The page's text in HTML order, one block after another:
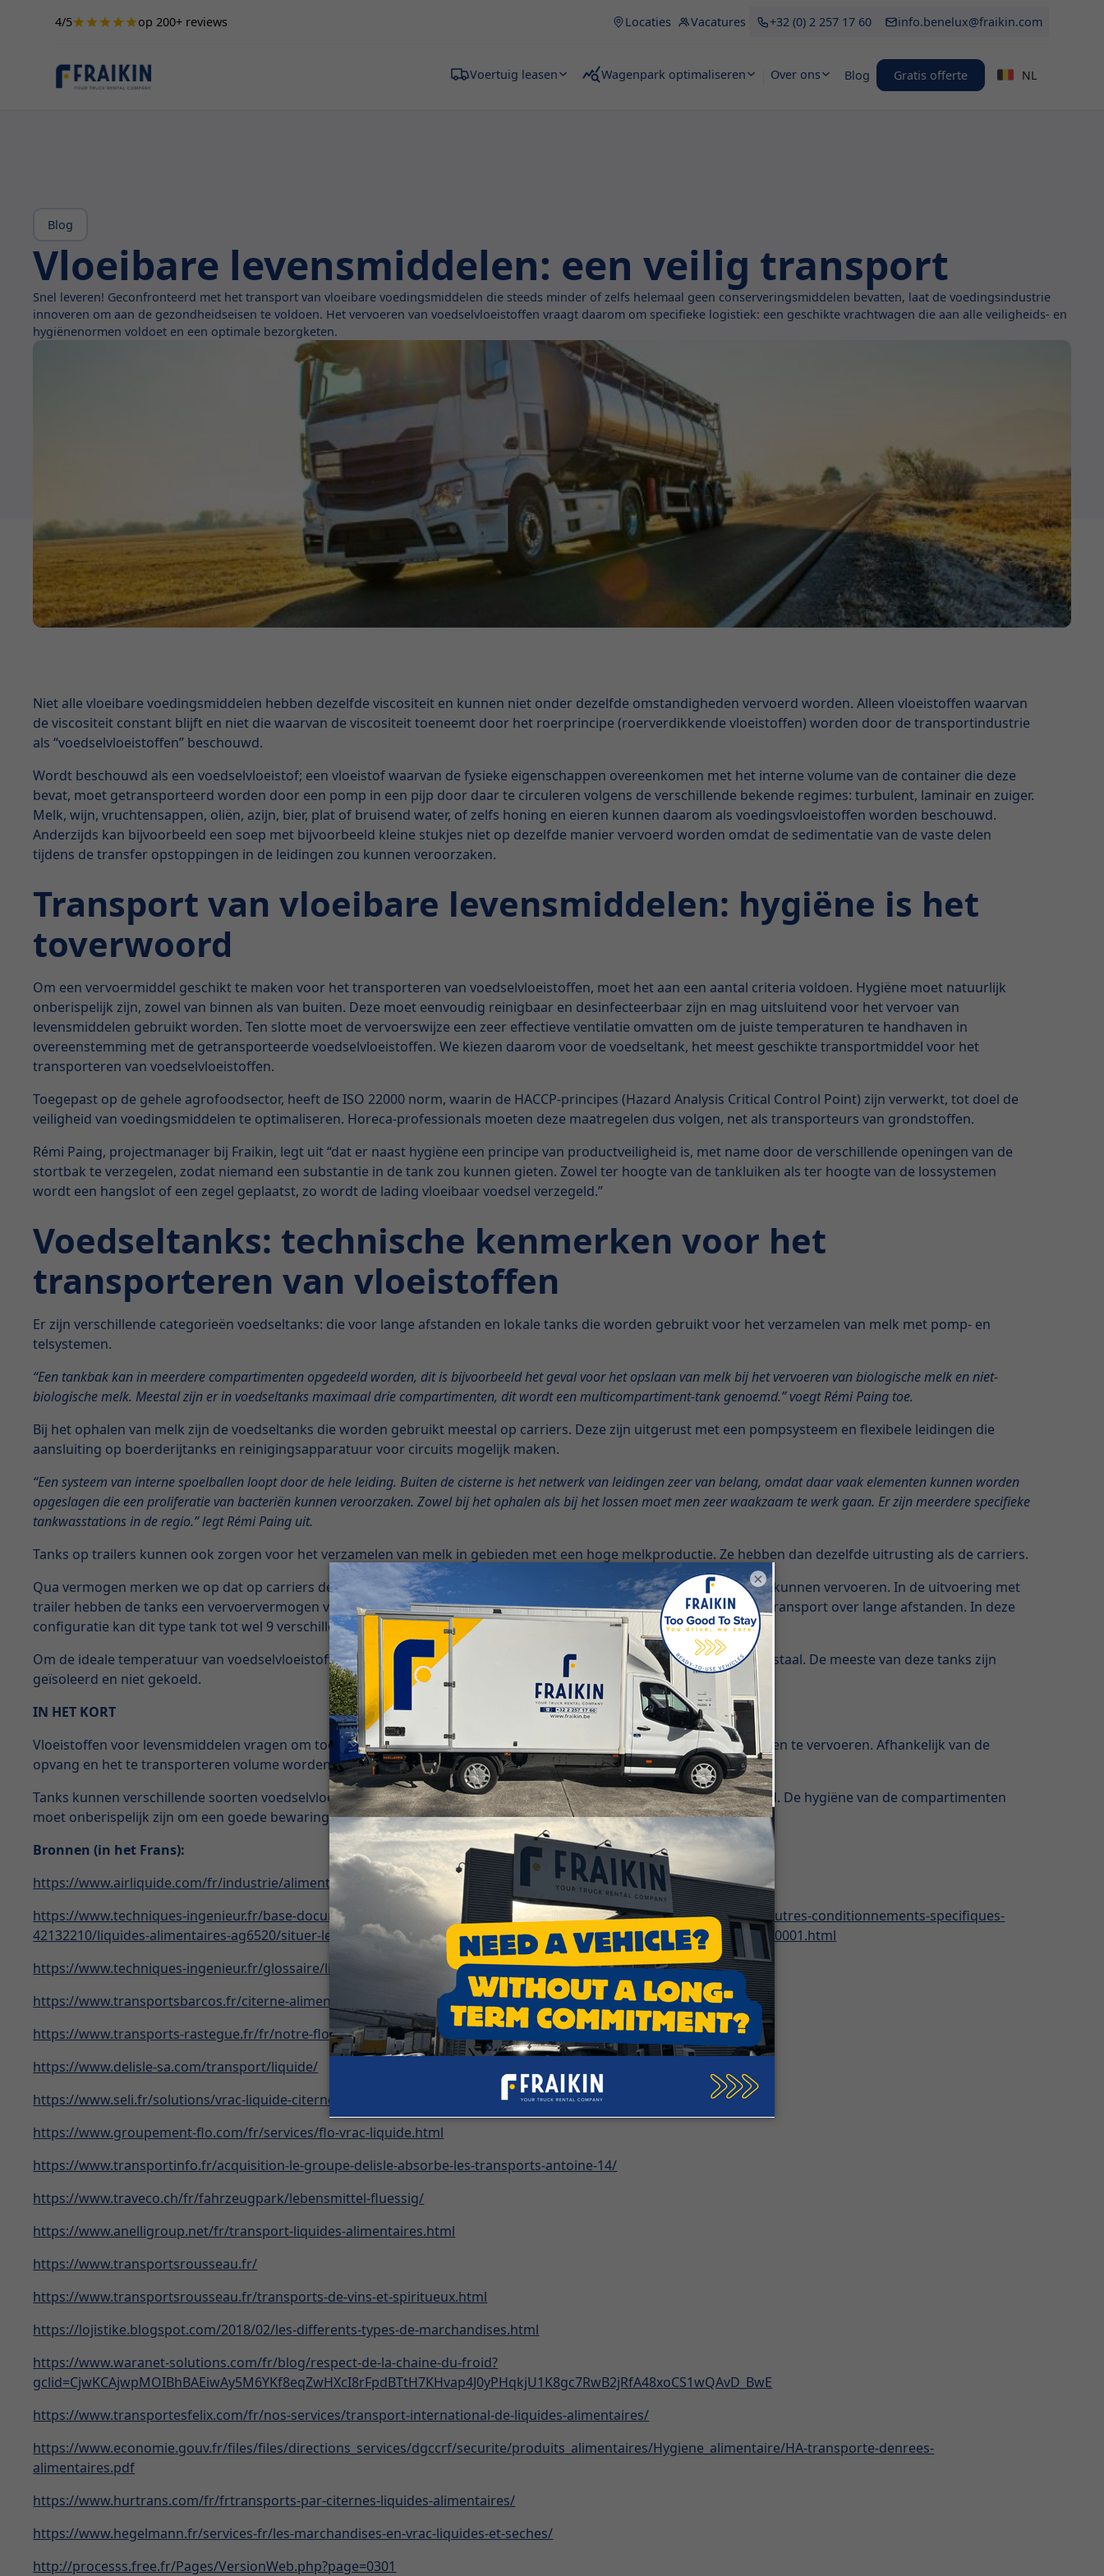
4/5 op 200+ reviews Locaties Vacatures +32 (0) 2 257 17 60 info.benelux@fraikin.com
Voertuig leasen Wagenpark optimaliseren Over ons Blog Gratis offerte NL
Blog
Vloeibare levensmiddelen: een veilig transport
Snel leveren! Geconfronteerd met het transport van vloeibare voedingsmiddelen die steeds minder of zelfs helemaal geen conserveringsmiddelen bevatten, laat de voedingsindustrie
innoveren om aan de gezondheidseisen te voldoen. Het vervoeren van voedselvloeistoffen vraagt daarom om specifieke logistiek: een geschikte vrachtwagen die aan alle veiligheids- en
hygiënenormen voldoet en een optimale bezorgketen.
Niet alle vloeibare voedingsmiddelen hebben dezelfde viscositeit en kunnen niet onder dezelfde omstandigheden vervoerd worden. Alleen vloeistoffen waarvan
de viscositeit constant blijft en niet die waarvan de viscositeit toeneemt door het roerprincipe (roerverdikkende vloeistoffen) worden door de transportindustrie
als “voedselvloeistoffen” beschouwd.
Wordt beschouwd als een voedselvloeistof; een vloeistof waarvan de fysieke eigenschappen overeenkomen met het interne volume van de container die deze
bevat, moet getransporteerd worden door een pomp in een pijp door daar te circuleren volgens de verschillende bekende regimes: turbulent, laminair en zuiger.
Melk, wijn, vruchtensappen, oliën, azijn, bier, plat of bruisend water, of zelfs honing en eieren kunnen daarom als voedingsvloeistoffen worden beschouwd.
Anderzijds kan bijvoorbeeld een soep met bijvoorbeeld kleine stukjes niet op dezelfde manier vervoerd worden omdat de sedimentatie van de vaste delen
tijdens de transfer opstoppingen in de leidingen zou kunnen veroorzaken.
Transport van vloeibare levensmiddelen: hygiëne is het
toverwoord
Om een vervoermiddel geschikt te maken voor het transporteren van voedselvloeistoffen, moet het aan een aantal criteria voldoen. Hygiëne moet natuurlijk
onberispelijk zijn, zowel van binnen als van buiten. Deze moet eenvoudig reinigbaar en desinfecteerbaar zijn en mag uitsluitend voor het vervoer van
levensmiddelen gebruikt worden. Ten slotte moet de vervoerswijze een zeer effectieve ventilatie omvatten om de juiste temperaturen te handhaven in
overeenstemming met de getransporteerde voedselvloeistoffen. We kiezen daarom voor de voedseltank, het meest geschikte transportmiddel voor het
transporteren van voedselvloeistoffen.
Toegepast op de gehele agrofoodsector, heeft de ISO 22000 norm, waarin de HACCP-principes (Hazard Analysis Critical Control Point) zijn verwerkt, tot doel de
veiligheid van voedingsmiddelen te optimaliseren. Horeca-professionals moeten deze maatregelen dus volgen, net als transporteurs van grondstoffen.
Rémi Paing, projectmanager bij Fraikin, legt uit “dat er naast hygiëne een principe van productveiligheid is, met name door de verschillende openingen van de
stortbak te verzegelen, zodat niemand een substantie in de tank zou kunnen gieten. Zowel ter hoogte van de tankluiken als ter hoogte van de lossystemen
wordt een hangslot of een zegel geplaatst, zo wordt de lading vloeibaar voedsel verzegeld.”
Voedseltanks: technische kenmerken voor het
transporteren van vloeistoffen
Er zijn verschillende categorieën voedseltanks: die voor lange afstanden en lokale tanks die worden gebruikt voor het verzamelen van melk met pomp- en
telsystemen.
“Een tankbak kan in meerdere compartimenten opgedeeld worden, dit is bijvoorbeeld het geval voor het opslaan van melk bij het vervoeren van biologische melk en niet-
biologische melk. Meestal zijn er in voedseltanks maximaal drie compartimenten, dit wordt een multicompartiment-tank genoemd.” voegt Rémi Paing toe.
Bij het ophalen van melk zijn de voedseltanks die worden gebruikt meestal op carriers. Deze zijn uitgerust met een pompsysteem en flexibele leidingen die
aansluiting op boerderijtanks en reinigingsapparatuur voor circuits mogelijk maken.
“Een systeem van interne spoelballen loopt door de hele leiding. Buiten de cisterne is het netwerk van leidingen zeer van belang, omdat daar vaak elementen kunnen worden
opgeslagen die een proliferatie van bacteriën kunnen veroorzaken. Zowel bij het ophalen als bij het lossen moet men zeer waakzaam te werk gaan. Er zijn meerdere specifieke
tankwasstations in de regio.” legt Rémi Paing uit.
Tanks op trailers kunnen ook zorgen voor het verzamelen van melk in gebieden met een hoge melkproductie. Ze hebben dan dezelfde uitrusting als de carriers.
Qua vermogen merken we op dat op carriers de voedseltanks 5.000 tot 16.000 liter verdeelt over drie compartimenten kunnen vervoeren. In de uitvoering met
trailer hebben de tanks een vervoervermogen van 25.000 L tot 29.500 L voor melkopvang en 29.000 L tot 35.000 L voor transport over lange afstanden. In deze
configuratie kan dit type tank tot wel 9 verschillende compartimenten bevatten.
Om de ideale temperatuur van voedselvloeistoffen te behouden, zijn voedseltanks gemaakt van aluminium of roestvrij staal. De meeste van deze tanks zijn
geïsoleerd en niet gekoeld.
IN HET KORT
Vloeistoffen voor levensmiddelen vragen om toegewijd transport: de tankwagen is het meest geschikt om deze middelen te vervoeren. Afhankelijk van de
opvang en het te transporteren volume worden vloeistoffen niet in hetzelfde type voedseltank opgeslagen.
Tanks kunnen verschillende soorten voedselvloeistoffen vervoeren als ze in verschillende compartimenten zijn verdeeld. De hygiëne van de compartimenten
moet onberispelijk zijn om een goede bewaring van de voedingsvloeistoffen te garanderen.
Bronnen (in het Frans):
https://www.airliquide.com/fr/industrie/alimentaire
https://www.techniques-ingenieur.fr/base-documentaire/genie-industriel-th6/emballage-des-produits-alimentaires-et-autres-conditionnements-specifiques-
42132210/liquides-alimentaires-ag6520/situer-le-liquide-alimentaire-parmi-les-autres-liquides-et-aliments-ag6520v2niv10001.html
https://www.techniques-ingenieur.fr/glossaire/liquide-alimentaire
https://www.transportsbarcos.fr/citerne-alimentaire-vrac.htm
https://www.transports-rastegue.fr/fr/notre-flotte.htm
https://www.delisle-sa.com/transport/liquide/
https://www.seli.fr/solutions/vrac-liquide-citerne-alimentaire/
https://www.groupement-flo.com/fr/services/flo-vrac-liquide.html
https://www.transportinfo.fr/acquisition-le-groupe-delisle-absorbe-les-transports-antoine-14/
https://www.traveco.ch/fr/fahrzeugpark/lebensmittel-fluessig/
https://www.anelligroup.net/fr/transport-liquides-alimentaires.html
https://www.transportsrousseau.fr/
https://www.transportsrousseau.fr/transports-de-vins-et-spiritueux.html
https://lojistike.blogspot.com/2018/02/les-differents-types-de-marchandises.html
https://www.waranet-solutions.com/fr/blog/respect-de-la-chaine-du-froid?
gclid=CjwKCAjwpMOIBhBAEiwAy5M6YKf8eqZwHXcI8rFpdBTtH7KHvap4J0yPHqkjU1K8gc7RwB2jRfA48xoCS1wQAvD_BwE
https://www.transportesfelix.com/fr/nos-services/transport-international-de-liquides-alimentaires/
https://www.economie.gouv.fr/files/files/directions_services/dgccrf/securite/produits_alimentaires/Hygiene_alimentaire/HA-transporte-denrees-
alimentaires.pdf
https://www.hurtrans.com/fr/frtransports-par-citernes-liquides-alimentaires/
https://www.hegelmann.fr/services-fr/les-marchandises-en-vrac-liquides-et-seches/
http://processs.free.fr/Pages/VersionWeb.php?page=0301
×